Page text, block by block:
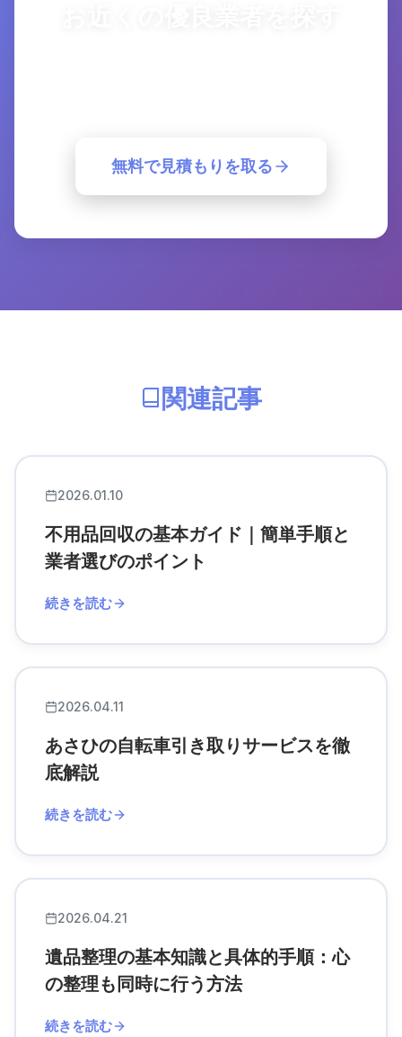
無料で見積もりを取る
関連記事
2026.01.10
不用品回収の基本ガイド｜簡単手順と
業者選びのポイント
続きを読む
2026.04.11
あさひの自転車引き取りサービスを徹
底解説
続きを読む
2026.04.21
遺品整理の基本知識と具体的手順：心
の整理も同時に行う方法
続きを読む